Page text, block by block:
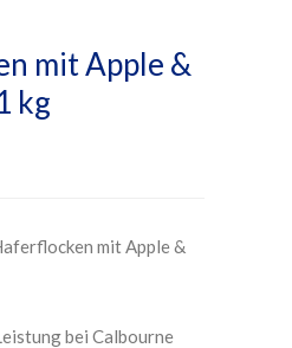
mit Apple &
kg
mit Apple &
bei Calbourne